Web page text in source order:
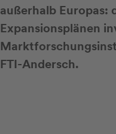
außerhalb Europas:
Expansionsplänen
FTI-Andersch.